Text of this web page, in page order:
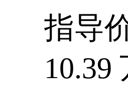
指导
10.39